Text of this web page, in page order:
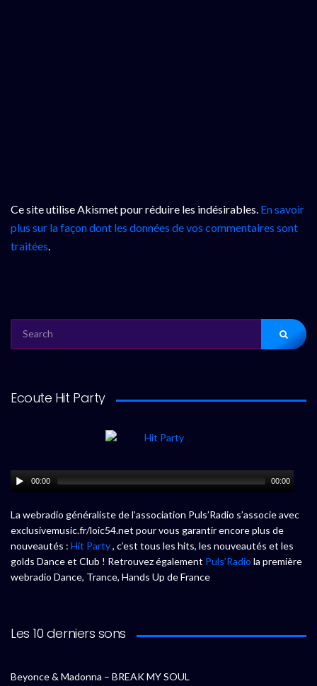
Ce site utilise Akismet pour réduire les indésirables. En savoir
plus sur la façon dont les données de vos commentaires sont
traitées.
FOR:
Ecoute Hit Party
00:00 00:00
La webradio généraliste de l’association Puls’Radio s’associe avec
exclusivemusic.fr/loic54.net pour vous garantir encore plus de
nouveautés : Hit Party, c’est tous les hits, les nouveautés et les
golds Dance et Club ! Retrouvez également Puls’Radio la première
webradio Dance, Trance, Hands Up de France
Les 10 derniers sons
Beyonce & Madonna – BREAK MY SOUL